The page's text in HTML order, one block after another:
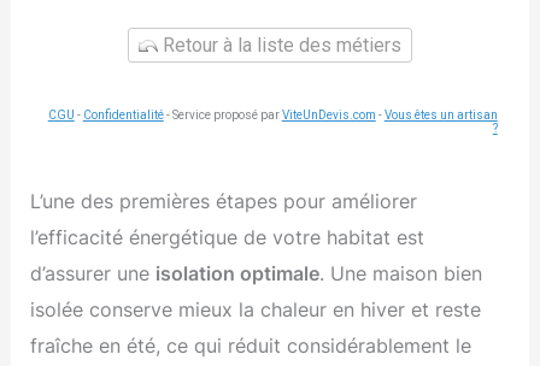
Retour à la liste des métiers
CGU - Confidentialité- Service proposé parViteUnDevis.com -Vous êtes un artisan
?
L’une des premières étapes pour améliorer
l’efficacité énergétique de votre habitat est
d’assurer une isolation optimale. Une maison bien
isolée conserve mieux la chaleur en hiver et reste
fraîche en été, ce qui réduit considérablement le